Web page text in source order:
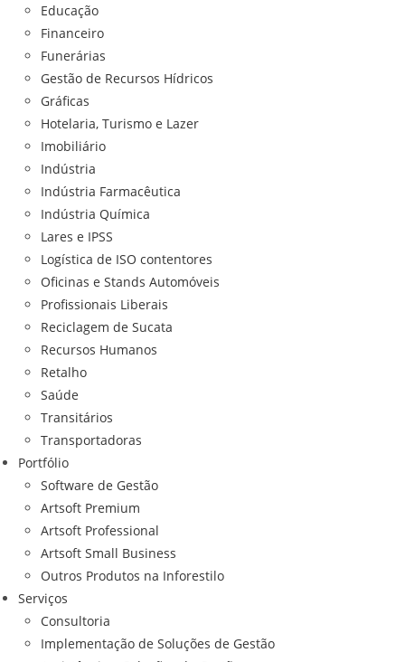
Educação
Financeiro
Funerárias
Gestão de Recursos Hídricos
Gráficas
Hotelaria, Turismo e Lazer
Imobiliário
Indústria
Indústria Farmacêutica
Indústria Química
Lares e IPSS
Logística de ISO contentores
Oficinas e Stands Automóveis
Profissionais Liberais
Reciclagem de Sucata
Recursos Humanos
Retalho
Saúde
Transitários
Transportadoras
Portfólio
Software de Gestão
Artsoft Premium
Artsoft Professional
Artsoft Small Business
Outros Produtos na Inforestilo
Serviços
Consultoria
Implementação de Soluções de Gestão